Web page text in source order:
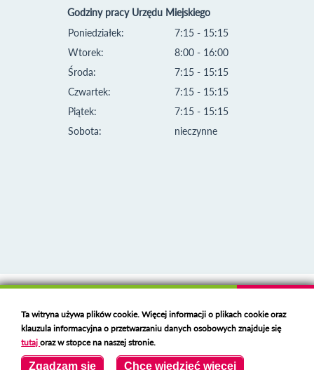
Godziny pracy Urzędu Miejskiego
Poniedziałek:
Wtorek:
Środa:
Czwartek:
Piątek:
Sobota:
7:15 - 15:15
8:00 - 16:00
7:15 - 15:15
7:15 - 15:15
7:15 - 15:15
nieczynne
Deklaracja dostępności
Polski serwer RBLhttps://polspam.pl/
Copyright 2023 Urząd Miejski w Opolu Lubelskim
Ta witryna używa plików cookie. Więcej informacji o plikach cookie oraz
klauzula informacyjna o przetwarzaniu danych osobowych znajduje się
tutajoraz w stopce na naszej stronie.
Zgadzam się Chcę wiedzieć więcej